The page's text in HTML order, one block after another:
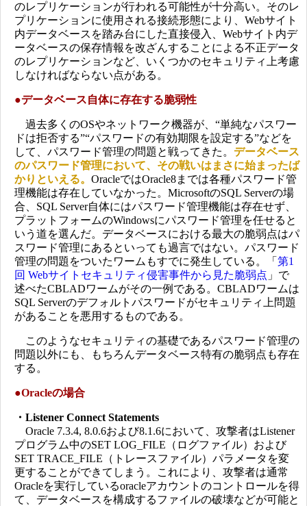
のレプリケーションが行われる可能性が十分高い。そのレ
プリケーションに使用される接続形態により、Webサイト
内データベースを踏み台にした直接侵入、Webサイト内デ
ータベースの保存情報を改ざんすることによる不正データ
のレプリケーションなど、いくつかのセキュリティ上考慮
しなければならない点がある。
●データベース自体に存在する脆弱性
過去多くのOSやネットワーク機器が、“単純なパスワー
ドは拒否する”“パスワードの有効期限を設定する”などを
して、パスワード管理の問題と戦ってきた。 データベース
のパスワード管理において、その戦いはまさに始まったば
かりといえる。 OracleではOracle8までは各種パスワード管
理機能は存在していなかった。MicrosoftのSQL Serverの場
合、SQL Server自体にはパスワード管理機能は存在せず、
プラットフォームのWindowsにパスワード管理を任せると
いう道を選んだ。データベースにおける最大の脆弱点はパ
スワード管理にあるといっても過言ではない。パスワード
管理の問題をついたワームもすでに発生している。「 第1
回 Webサイトセキュリティ侵害事件から見た脆弱点 」で
述べたCBLADワームがその一例である。CBLADワームは
SQL Serverのデフォルトパスワードがセキュリティ上問題
があることを悪用するものである。
このようなセキュリティの基礎であるパスワード管理の
問題以外にも、もちろんデータベース特有の脆弱点も存在
する。
●Oracleの場合
・Listener Connect Statements
Oracle 7.3.4, 8.0.6および8.1.6において、攻撃者はListener
プログラム中のSET LOG_FILE（ログファイル）および
SET TRACE_FILE（トレースファイル）パラメータを変
更することができてしまう。これにより、攻撃者は通常
Oracleを実行しているoracleアカウントのコントロールを得
て、データベースを構成するファイルの破壊などが可能と